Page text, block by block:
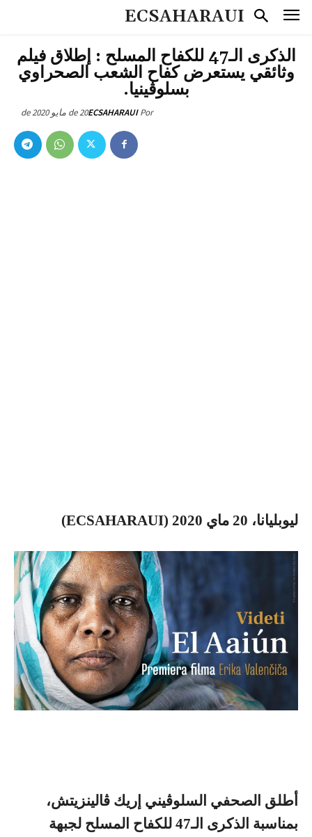
ECSAHARAUI
الذكرى الـ47 للكفاح المسلح : إطلاق فيلم
وثائقي يستعرض كفاح الشعب الصحراوي
بسلوڤينيا.
Por
ECSAHARAUI20 de مايو de 2020
ليوبليانا، 20 ماي 2020 (ECSAHARAUI)
أطلق الصحفي السلوڤيني إريك ڤالينزيتش،
بمناسبة الذكرى الـ47 للكفاح المسلح لجبهة